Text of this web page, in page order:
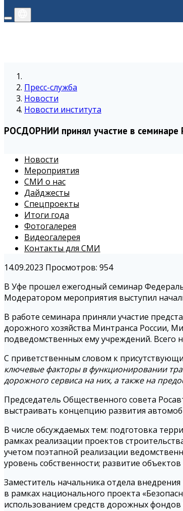
Пресс-служба
Новости
Новости института
РОСДОРНИИ принял участие в семинаре
Новости
Мероприятия
СМИ о нас
Дайджесты
Спецпроекты
Итоги года
Фотогалерея
Видеогалерея
Контакты для СМИ
14.09.2023 Просмотров: 954
В Уфе прошел ежегодный семинар
Модератором мероприятия выступил
В работе семинара приняли участие
дорожного хозяйства Минтранса России,
подведомственных ему учреждений. Всего
С приветственным словом к
ключевые факторы в функционировании
дорожного сервиса на них, а также на
Председатель Общественного совета
выстраивать концепцию развития
В числе обсуждаемых тем: подготовка
рамках реализации проектов
учетом поэтапной реализации
уровень собственности; развитие
Заместитель начальника отдела
в рамках национального проекта
использованием средств дорожных